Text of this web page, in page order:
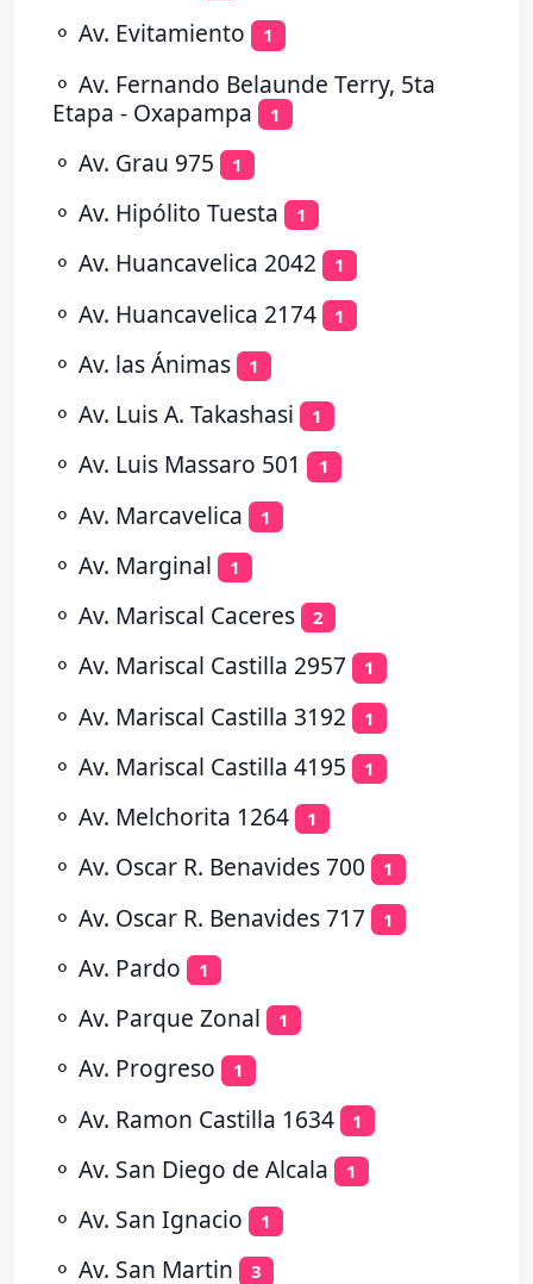
⚬ Av. Evitamiento 1
⚬ Av. Fernando Belaunde Terry, 5ta
Etapa - Oxapampa
1
⚬ Av. Grau 975 1
⚬ Av. Hipólito Tuesta 1
⚬ Av. Huancavelica 2042 1
⚬ Av. Huancavelica 2174 1
⚬ Av. las Ánimas 1
⚬ Av. Luis A. Takashasi 1
⚬ Av. Luis Massaro 501 1
⚬ Av. Marcavelica 1
⚬ Av. Marginal 1
⚬ Av. Mariscal Caceres 2
⚬ Av. Mariscal Castilla 2957 1
⚬ Av. Mariscal Castilla 3192 1
⚬ Av. Mariscal Castilla 4195 1
⚬ Av. Melchorita 1264 1
⚬ Av. Oscar R. Benavides 700 1
⚬ Av. Oscar R. Benavides 717 1
⚬ Av. Pardo 1
⚬ Av. Parque Zonal 1
⚬ Av. Progreso 1
⚬ Av. Ramon Castilla 1634 1
⚬ Av. San Diego de Alcala 1
⚬ Av. San Ignacio 1
⚬ Av. San Martin 3